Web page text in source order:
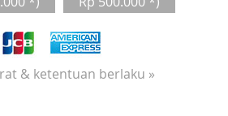
& ketentuan berlaku »